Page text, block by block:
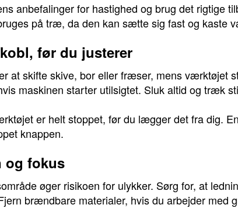
anbefalinger for hastighed og brug det rigtige
på træ, da den kan sætte sig fast og kaste
før du justerer
at skifte skive, bor eller fræser, mens værktøjet
maskinen starter utilsigtet. Sluk altid og træk
er helt stoppet, før du lægger det fra dig.
knappen.
og fokus
øger risikoen for ulykker. Sørg for, at
brændbare materialer, hvis du arbejder med